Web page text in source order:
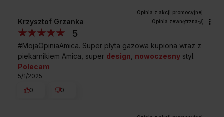
Krzysztof Grzanka Opinia zewnętrzna
5
#MojaOpiniaAmica. Super płyta gazowa kupiona wraz z
piekarnikiem Amica, super design nowoczesny styl.
Polecam
5/1/2025
0
0